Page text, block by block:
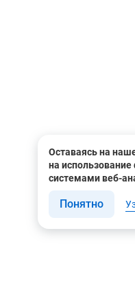
Оставаясь на
на
системами веб-
Понятно